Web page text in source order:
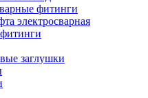
фитинги
электросварная
заглушки